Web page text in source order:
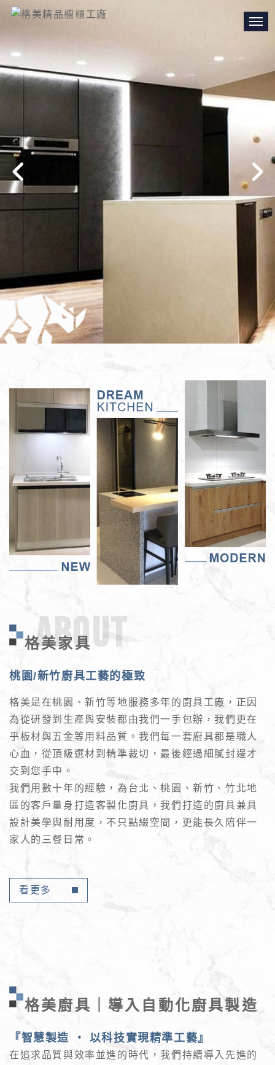
格美家具
ABOUT
桃園/新竹廚具工藝的極致
格美是在桃園、新竹等地服務多年的廚具工廠，正因
為從研發到生產與安裝都由我們一手包辦，我們更在
乎板材與五金等用料品質。我們每一套廚具都是職人
心血，從頂級選材到精準裁切，最後經過細膩封邊才
交到您手中。
我們用數十年的經驗，為台北、桃園、新竹、竹北地
區的客戶量身打造客製化廚具，我們打造的廚具兼具
設計美學與耐用度，不只點綴空間，更能長久陪伴一
家人的三餐日常。
看更多
格美廚具｜導入自動化廚具製造
『智慧製造 ‧ 以科技實現精準工藝』
在追求品質與效率並進的時代，我們持續導入先進的